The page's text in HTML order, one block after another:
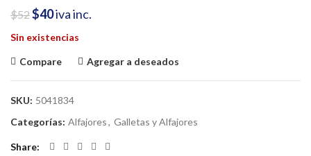
$52El precio original era: $52.
$40El precio actual es: $40.
iva inc.
Sin existencias
Compare Agregar a deseados
SKU: 5041834
Categorías: Alfajores, Galletas y Alfajores
Share